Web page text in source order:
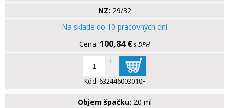
NZ: 29/32
Na sklade do 10 pracovných dní
100,84 €s DPH
+
-
Kód: 632446003010F
Objem špačku: 20 ml